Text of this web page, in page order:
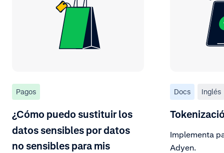
Pagos
¿Cómo puedo sustituir los
datos sensibles por datos
no sensibles para mis
Docs Inglés
Implementa
Adyen.